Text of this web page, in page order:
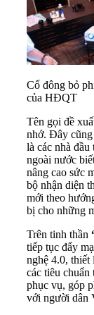
Cổ đông bỏ
của HĐQT
Tên gọi đề
nhớ. Đây cũng
là các nhà
ngoài nước
nâng cao sức
bộ nhận diện
mới theo
bị cho những
Trên tinh thần
tiếp tục đẩy
nghệ 4.0, thiết
các tiêu
phục vụ, góp
với người dân